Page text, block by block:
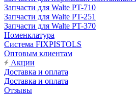
Запчасти для Walte PT-710
Запчасти для Walte PT-251
Запчасти для Walte PT-370
Номенклатура
Система FIXPISTOLS
Оптовым клиентам
Акции
Доставка и оплата
Доставка и оплата
Отзывы